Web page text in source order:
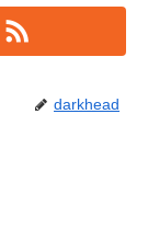
darkhead